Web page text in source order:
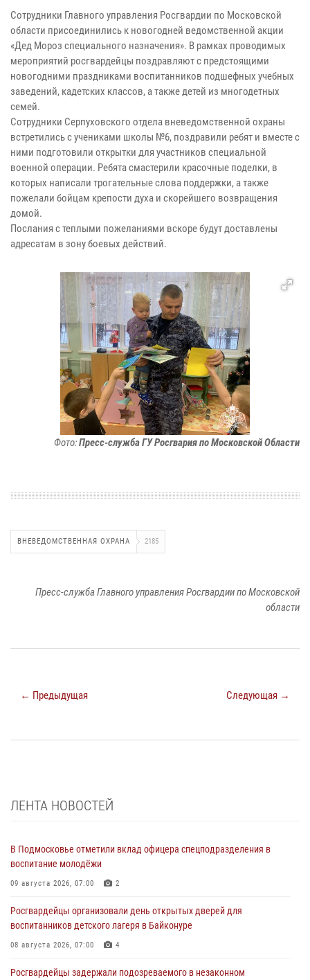
Сотрудники Главного управления Росгвардии по Московской
области присоединились к новогодней ведомственной акции
«Дед Мороз специального назначения». В рамках проводимых
мероприятий росгвардейцы поздравляют с предстоящими
новогодними праздниками воспитанников подшефных учебных
заведений, кадетских классов, а также детей из многодетных
семей.
Сотрудники Серпуховского отдела вневедомственной охраны
встретились с учениками школы №6, поздравили ребят и вместе с
ними подготовили открытки для участников специальной
военной операции. Ребята смастерили красочные поделки, в
которых написали трогательные слова поддержки, а также
пожелали бойцам крепости духа и скорейшего возвращения
домой.
Послания с теплыми пожеланиями вскоре будут доставлены
адресатам в зону боевых действий.
Фото:Пресс-служба ГУ Росгвария по Московской Области
ВНЕВЕДОМСТВЕННАЯ ОХРАНА 2185
Пресс-служба Главного управления Росгвардии по Московской
области
← Предыдущая Следующая →
ЛЕНТА НОВОСТЕЙ
В Подмосковье отметили вклад офицера спецподразделения в
воспитание молодёжи
09 августа 2026, 07:00 2
Росгвардейцы организовали день открытых дверей для
воспитанников детского лагеря в Байконуре
08 августа 2026, 07:00 4
Росгвардейцы задержали подозреваемого в незаконном